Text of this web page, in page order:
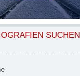
SUCHEN